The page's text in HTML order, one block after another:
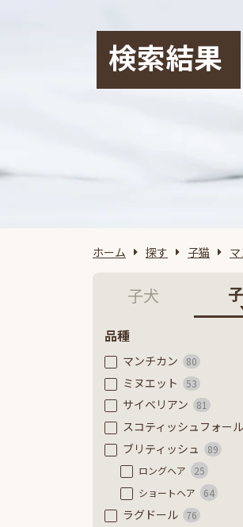
検索結果
ホーム 探す 子猫
子犬
品種
マンチカン 80
ミヌエット 53
サイベリアン 81
スコティッシュフォー
ブリティッシュ
89
ロングヘア
25
ショートヘア
64
ラグドール 76